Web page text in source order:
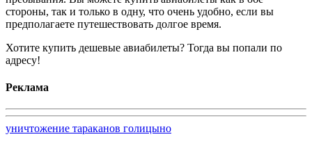
стороны, так и только в одну, что очень удобно, если вы
предполагаете путешествовать долгое время.
Хотите купить дешевые авиабилеты? Тогда вы попали по
адресу!
Реклама
уничтожение тараканов голицыно